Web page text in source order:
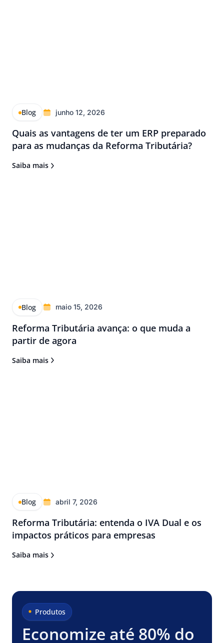
Blog junho 12, 2026
Quais as vantagens de ter um ERP preparado
para as mudanças da Reforma Tributária?
Saiba mais
Blog maio 15, 2026
Reforma Tributária avança: o que muda a
partir de agora
Saiba mais
Blog abril 7, 2026
Reforma Tributária: entenda o IVA Dual e os
impactos práticos para empresas
Saiba mais
Produtos
Economize até 80% do